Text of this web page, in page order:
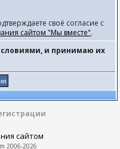
своё согласие с
сайтом "Мы вместе".
и принимаю их
сайтом
2006-2026